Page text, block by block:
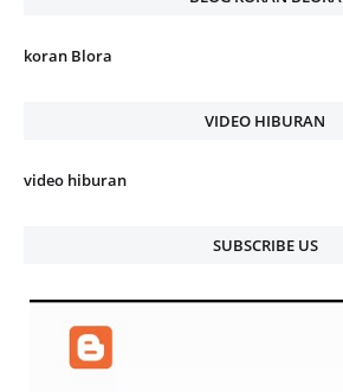
koran Blora
VIDEO HIBURAN
video hiburan
SUBSCRIBE US